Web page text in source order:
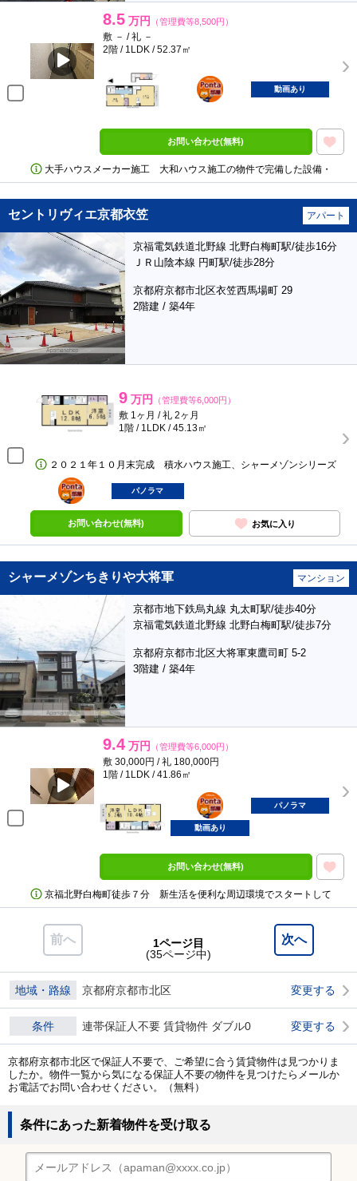
8.5 万円 （管理費等8,500円）
敷 － / 礼 －
2階 / 1LDK / 52.37㎡
ポンタ
部屋
動画あり
お問い合わせ(無料)
大手ハウスメーカー施工 大和ハウス施工の物件で完備した設備・
セントリヴィエ京都衣笠 アパート
京福電気鉄道北野線 北野白梅町駅/徒歩16分
ＪＲ山陰本線 円町駅/徒歩28分
京都府京都市北区衣笠西馬場町 29
2階建 / 築4年
9 万円 （管理費等6,000円）
敷 1ヶ月 / 礼 2ヶ月
1階 / 1LDK / 45.13㎡
２０２１年１０月末完成 積水ハウス施工、シャーメゾンシリーズ
ポンタ
部屋
パノラマ
お問い合わせ(無料) お気に入り
シャーメゾンちきりや大将軍 マンション
京都市地下鉄烏丸線 丸太町駅/徒歩40分
京福電気鉄道北野線 北野白梅町駅/徒歩7分
京都府京都市北区大将軍東鷹司町 5-2
3階建 / 築4年
9.4 万円 （管理費等6,000円）
敷 30,000円 / 礼 180,000円
1階 / 1LDK / 41.86㎡
ポンタ
部屋
パノラマ
動画あり
お問い合わせ(無料)
京福北野白梅町徒歩７分 新生活を便利な周辺環境でスタートして
前へ 次へ
1ページ目
(35ページ中)
地域・路線 京都府京都市北区 変更する
条件 連帯保証人不要 賃貸物件 ダブル0 変更する
京都府京都市北区で保証人不要で、ご希望に合う賃貸物件は見つかりま
したか。物件一覧から気になる保証人不要の物件を見つけたらメールか
お電話でお問い合わせください。（無料）
条件にあった新着物件を受け取る